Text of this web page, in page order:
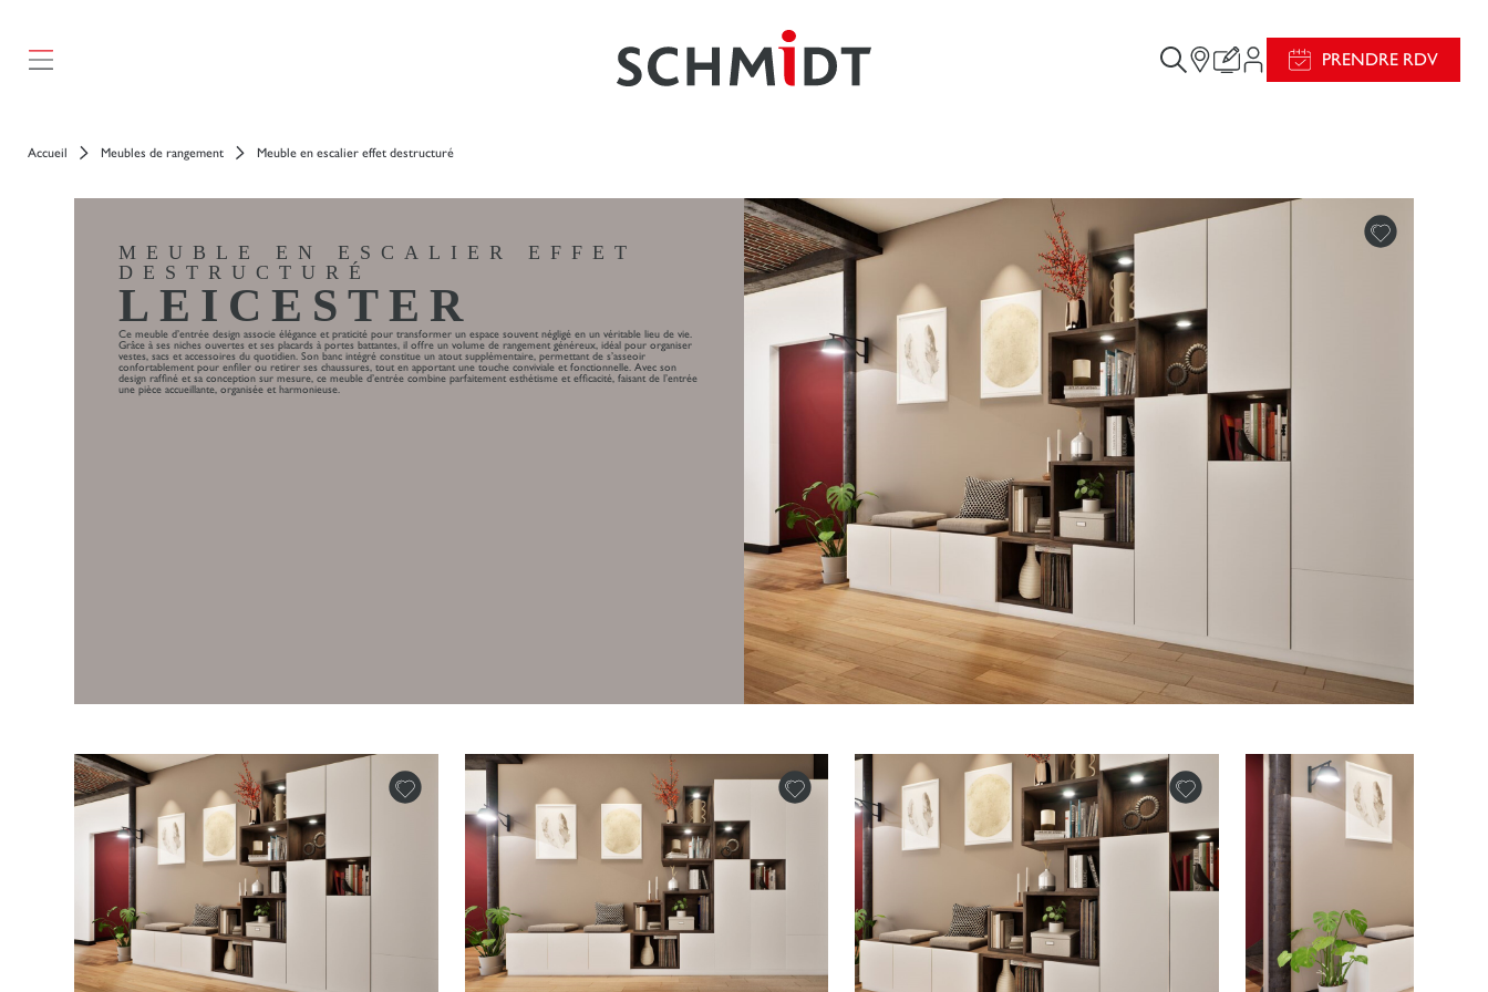
PRENDRE RDV
Accueil Meubles de rangement Meuble en escalier effet destructuré
MEUBLE EN ESCALIER EFFET
DESTRUCTURÉ
LEICESTER
Ce meuble d’entrée design associe élégance et praticité pour transformer un espace souvent négligé en un véritable lieu de vie.
Grâce à ses niches ouvertes et ses placards à portes battantes, il offre un volume de rangement généreux, idéal pour organiser
vestes, sacs et accessoires du quotidien. Son banc intégré constitue un atout supplémentaire, permettant de s’asseoir
confortablement pour enfiler ou retirer ses chaussures, tout en apportant une touche conviviale et fonctionnelle. Avec son
design raffiné et sa conception sur mesure, ce meuble d’entrée combine parfaitement esthétisme et efficacité, faisant de l’entrée
une pièce accueillante, organisée et harmonieuse.